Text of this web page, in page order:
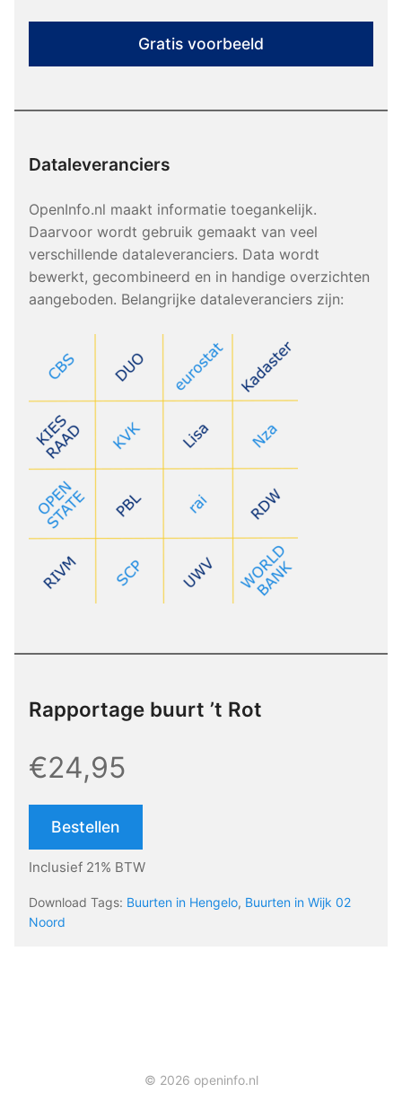
Gratis voorbeeld
Dataleveranciers
OpenInfo.nl maakt informatie toegankelijk.
Daarvoor wordt gebruik gemaakt van veel
verschillende dataleveranciers. Data wordt
bewerkt, gecombineerd en in handige overzichten
aangeboden. Belangrijke dataleveranciers zijn:
Rapportage buurt ’t Rot
€24,95
Bestellen
Inclusief 21% BTW
Download Tags: Buurten in Hengelo, Buurten in Wijk 02
Noord
© 2026 openinfo.nl